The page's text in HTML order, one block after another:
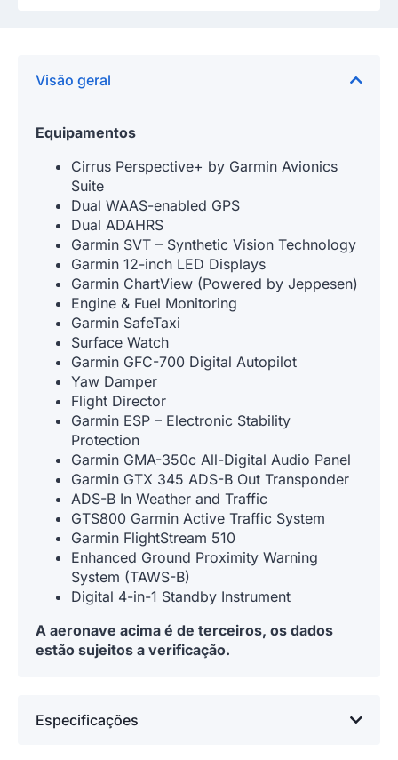
Visão geral
Equipamentos
Cirrus Perspective+ by Garmin Avionics
Suite
Dual WAAS-enabled GPS
Dual ADAHRS
Garmin SVT – Synthetic Vision Technology
Garmin 12-inch LED Displays
Garmin ChartView (Powered by Jeppesen)
Engine & Fuel Monitoring
Garmin SafeTaxi
Surface Watch
Garmin GFC-700 Digital Autopilot
Yaw Damper
Flight Director
Garmin ESP – Electronic Stability
Protection
Garmin GMA-350c All-Digital Audio Panel
Garmin GTX 345 ADS-B Out Transponder
ADS-B In Weather and Traffic
GTS800 Garmin Active Traffic System
Garmin FlightStream 510
Enhanced Ground Proximity Warning
System (TAWS-B)
Digital 4-in-1 Standby Instrument
A aeronave acima é de terceiros, os dados
estão sujeitos a verificação.
Especificações